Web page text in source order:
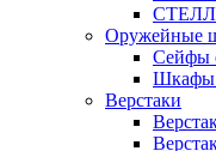
Оружейные
Сейфы
Шкафы
Верстаки